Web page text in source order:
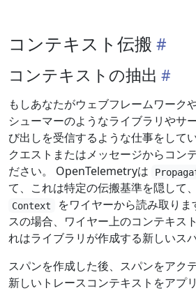
コンテキスト伝搬
コンテキストの抽出
もしあなたがウェブフレームワーク
シューマーのようなライブラリやサ
び出しを受信するような仕事をして
クエストまたはメッセージからコン
ださい。 OpenTelemetryは
て、これは特定の伝搬基準を隠して
Context
をワイヤーから読み取り
スの場合、ワイヤー上のコンテキス
れはライブラリが作成する新しいス
スパンを作成した後、スパンをアク
新しいトレースコンテキストをアプ